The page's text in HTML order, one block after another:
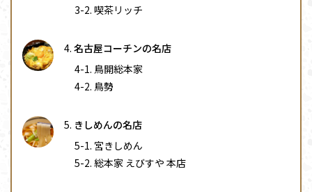
喫茶リッチ
名古屋コーチンの名店
鳥開総本家
鳥勢
きしめんの名店
宮きしめん
総本家 えびすや 本店